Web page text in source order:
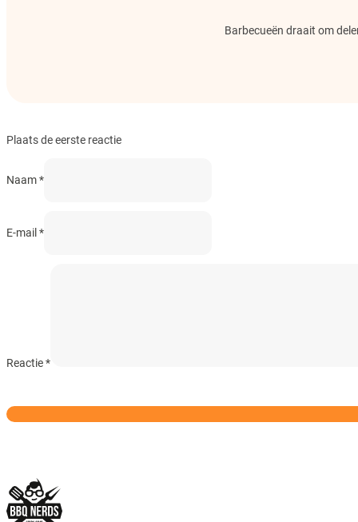
Barbecueën draait om
Plaats de eerste reactie
Naam *
E-mail *
Reactie*